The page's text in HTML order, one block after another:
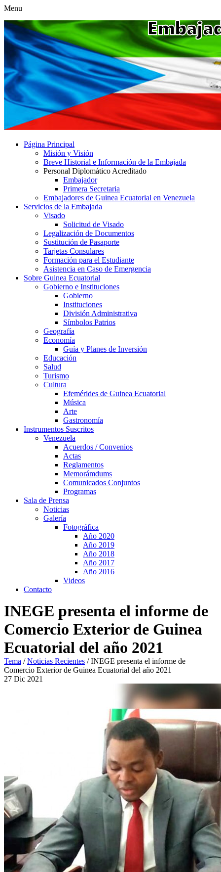
Menu
Página Principal
Misión y Visión
Breve Historial e Información de la Embajada
Personal Diplomático Acreditado
Embajador
Primera Secretaria
Embajadores de Guinea Ecuatorial en Venezuela
Servicios de la Embajada
Visado
Solicitud de Visado
Legalización de Documentos
Sustitución de Pasaporte
Tarjetas Consulares
Formación para el Estudiante
Asistencia en Caso de Emergencia
Sobre Guinea Ecuatorial
Gobierno e Instituciones
Gobierno
Instituciones
División Administrativa
Símbolos Patrios
Geografía
Economía
Guía y Planes de Inversión
Educación
Salud
Turismo
Cultura
Efemérides de Guinea Ecuatorial
Música
Arte
Gastronomía
Instrumentos Suscritos
Venezuela
Acuerdos / Convenios
Actas
Reglamentos
Memorámdums
Comunicados Conjuntos
Programas
Sala de Prensa
Noticias
Galería
Fotográfica
Año 2020
Año 2019
Año 2018
Año 2017
Año 2016
Videos
Contacto
INEGE presenta el informe de
Comercio Exterior de Guinea
Ecuatorial del año 2021
Tema /Noticias Recientes /INEGE presenta el informe de
Comercio Exterior de Guinea Ecuatorial del año 2021
27 Dic 2021